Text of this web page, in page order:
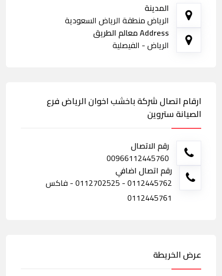
المدينة
الرياض منطقة الرياض السعودية
Address معالم الطريق
الرياض - الفيصلية
ارقام اتصال شركة باخشب اخوان الرياض فرع
الصيانة ستروين
رقم الاتصال
00966112445760
رقم اتصال اضافي
0112445762 - 0112702525 - فاكس
0112445761
عرض الخريطة